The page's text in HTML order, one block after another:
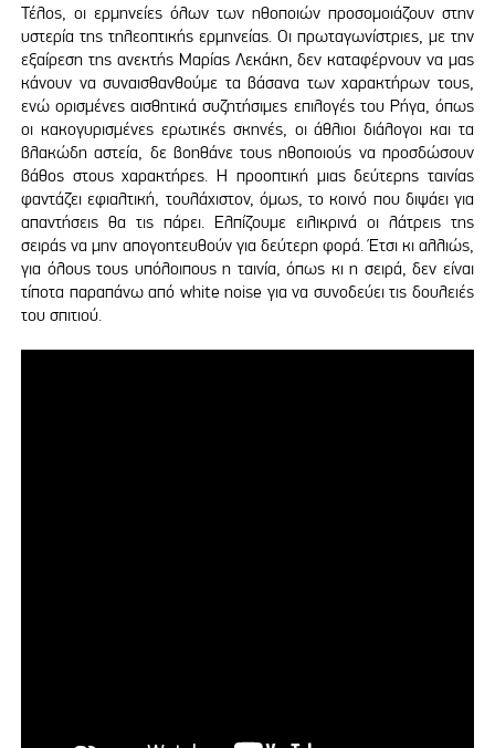
Τέλος, οι ερμηνείες όλων των ηθοποιών προσομοιάζουν στην
υστερία της τηλεοπτικής ερμηνείας. Οι πρωταγωνίστριες, με την
εξαίρεση της ανεκτής Μαρίας Λεκάκη, δεν καταφέρνουν να μας
κάνουν να συναισθανθούμε τα βάσανα των χαρακτήρων τους,
ενώ ορισμένες αισθητικά συζητήσιμες επιλογές του Ρήγα, όπως
οι κακογυρισμένες ερωτικές σκηνές, οι άθλιοι διάλογοι και τα
βλακώδη αστεία, δε βοηθάνε τους ηθοποιούς να προσδώσουν
βάθος στους χαρακτήρες. Η προοπτική μιας δεύτερης ταινίας
φαντάζει εφιαλτική, τουλάχιστον, όμως, το κοινό που διψάει για
απαντήσεις θα τις πάρει. Ελπίζουμε ειλικρινά οι λάτρεις της
σειράς να μην απογοητευθούν για δεύτερη φορά. Έτσι κι αλλιώς,
για όλους τους υπόλοιπους η ταινία, όπως κι η σειρά, δεν είναι
τίποτα παραπάνω από white noise για να συνοδεύει τις δουλειές
του σπιτιού.